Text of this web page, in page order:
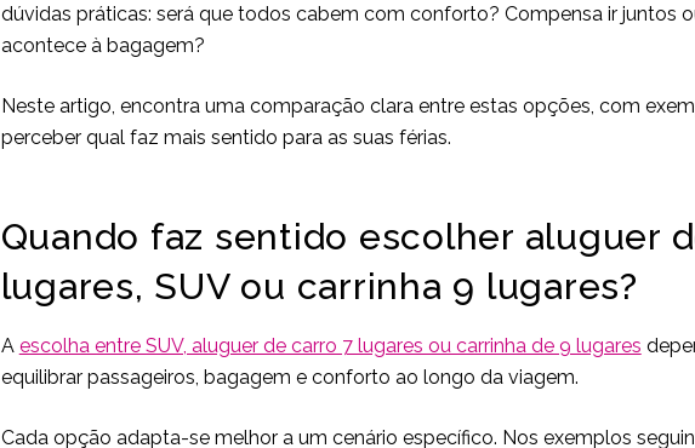
dúvidas práticas: será que todos cabem com conforto? Compensa ir juntos
acontece à bagagem?
Neste artigo, encontra uma comparação clara entre estas opções, com
perceber qual faz mais sentido para as suas férias.
Quando faz sentido escolher aluguer
lugares, SUV ou carrinha 9 lugares?
A escolha entre SUV, aluguer de carro 7 lugares ou carrinha de 9 lugares
equilibrar passageiros, bagagem e conforto ao longo da viagem.
Cada opção adapta-se melhor a um cenário específico. Nos exemplos